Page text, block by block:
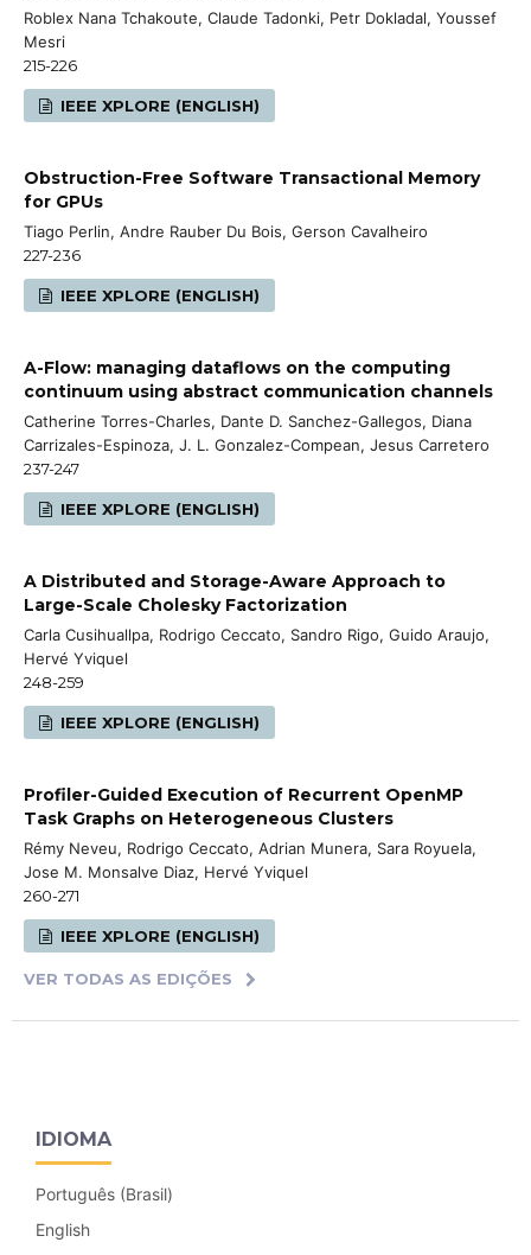
Roblex Nana Tchakoute, Claude Tadonki, Petr Dokladal, Youssef
Mesri
215-226
IEEE XPLORE (ENGLISH)
Obstruction-Free Software Transactional Memory
for GPUs
Tiago Perlin, Andre Rauber Du Bois, Gerson Cavalheiro
227-236
IEEE XPLORE (ENGLISH)
A-Flow: managing dataflows on the computing
continuum using abstract communication channels
Catherine Torres-Charles, Dante D. Sanchez-Gallegos, Diana
Carrizales-Espinoza, J. L. Gonzalez-Compean, Jesus Carretero
237-247
IEEE XPLORE (ENGLISH)
A Distributed and Storage-Aware Approach to
Large-Scale Cholesky Factorization
Carla Cusihuallpa, Rodrigo Ceccato, Sandro Rigo, Guido Araujo,
Hervé Yviquel
248-259
IEEE XPLORE (ENGLISH)
Profiler-Guided Execution of Recurrent OpenMP
Task Graphs on Heterogeneous Clusters
Rémy Neveu, Rodrigo Ceccato, Adrian Munera, Sara Royuela,
Jose M. Monsalve Diaz, Hervé Yviquel
260-271
IEEE XPLORE (ENGLISH)
VER TODAS AS EDIÇÕES
IDIOMA
Português (Brasil)
English